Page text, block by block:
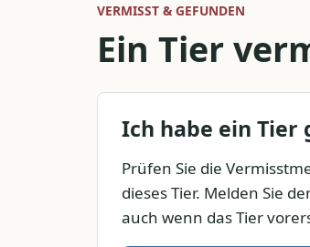
VERMISST & GEFUNDEN
Ein Tier
Ich habe ein Tier
Prüfen Sie die
dieses Tier. Melden Sie
auch wenn das Tier